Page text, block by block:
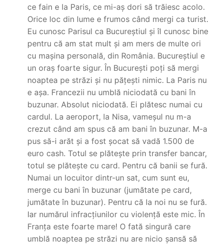
ce fain e la Paris, ce mi-aș dori să trăiesc acolo.
Orice loc din lume e frumos când mergi ca turist.
Eu cunosc Parisul ca Bucureștiul și îl cunosc bine
pentru că am stat mult și am mers de multe ori
cu mașina personală, din România. Bucureștiul e
un oraș foarte sigur. În București poți să mergi
noaptea pe străzi și nu pățești nimic. La Paris nu
e așa. Francezii nu umblă niciodată cu bani în
buzunar. Absolut niciodată. Ei plătesc numai cu
cardul. La aeroport, la Nisa, vameșul nu m-a
crezut când am spus că am bani în buzunar. M-a
pus să-i arăt și a fost șocat să vadă 1.500 de
euro cash. Totul se plătește prin transfer bancar,
totul se plătește cu card. Pentru că banii se fură.
Numai un locuitor dintr-un sat, cum sunt eu,
merge cu bani în buzunar (jumătate pe card,
jumătate în buzunar). Pentru că la noi nu se fură.
Iar numărul infracțiunilor cu violență este mic. În
Franța este foarte mare! O fată singură care
umblă noaptea pe străzi nu are nicio șansă să